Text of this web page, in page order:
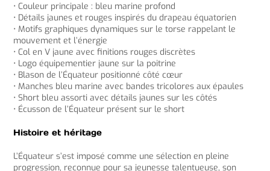
• Couleur principale : bleu marine profond
• Détails jaunes et rouges inspirés du drapeau équatorien
• Motifs graphiques dynamiques sur le torse rappelant le
mouvement et l’énergie
• Col en V jaune avec finitions rouges discrètes
• Logo équipementier jaune sur la poitrine
• Blason de l’Équateur positionné côté cœur
• Manches bleu marine avec bandes tricolores aux épaules
• Short bleu assorti avec détails jaunes sur les côtés
• Écusson de l’Équateur présent sur le short
Histoire et héritage
L’Équateur s’est imposé comme une sélection en pleine
progression, reconnue pour sa jeunesse talentueuse, son